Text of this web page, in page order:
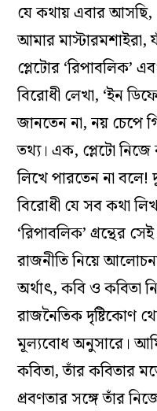
যে কথায় এবার আসছি,
আমার মাস্টারমশাইরা,
প্লেটোর ‘রিপাবলিক’
বিরোধী লেখা, ‘ইন
জানতেন না, নয় চেপে
তথ্য। এক, প্লেটো নিজে
লিখে পারতেন না বলে!
বিরোধী যে সব কথা
‘রিপাবলিক’ গ্রন্থের
রাজনীতি নিয়ে
অর্থাৎ, কবি ও কবিতা
রাজনৈতিক দৃষ্টিকোণ
মূল্যবোধ অনুসারে।
কবিতা, তাঁর কবিতার
প্রবণতার সঙ্গে তাঁর